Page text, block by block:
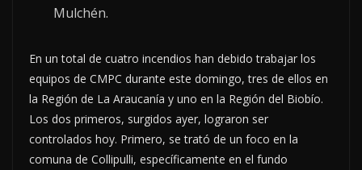
Mulchén.
En un total de cuatro incendios han debido trabajar los
equipos de CMPC durante este domingo, tres de ellos en
la Región de La Araucanía y uno en la Región del Biobío.
Los dos primeros, surgidos ayer, lograron ser
controlados hoy. Primero, se trató de un foco en la
comuna de Collipulli, específicamente en el fundo